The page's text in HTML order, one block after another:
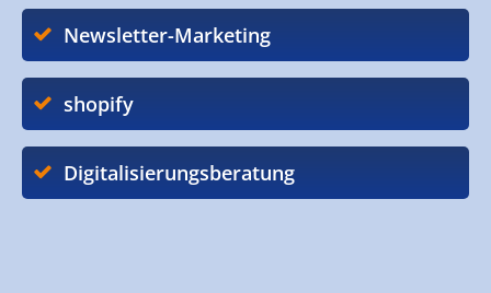
Newsletter-Marketing
shopify
Digitalisierungsberatung